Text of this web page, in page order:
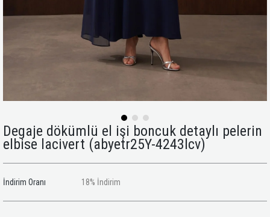
Degaje dökümlü el işi boncuk detaylı pelerin
elbise lacivert (abyetr25Y-4243lcv)
İndirim Oranı %
18 İndirim